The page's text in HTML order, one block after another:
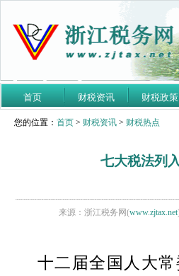
首页 财税资讯 财税政策
您的位置： 首页 > 财税资讯 > 财税热点
七大税法列
来源：浙江税务网(www.zjtax.net
十二届全国人大